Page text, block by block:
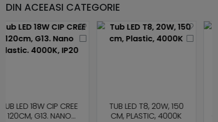
DIN ACEEASI CATEGORIE
TUB LED T8, 20W, 150
CM, PLASTIC, 4000K
TUB LED T8, 18W, 120
CM, PENTRU FRUCTE DE